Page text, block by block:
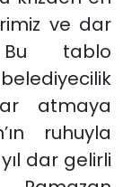
ve dar
Bu tablo
atmaya
ruhuyla
dar gelirli